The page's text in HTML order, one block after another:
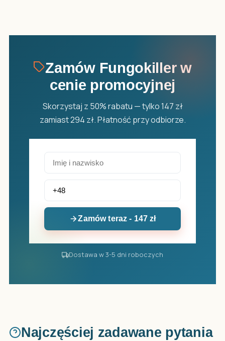
Zamów Fungokiller w
cenie promocyjnej
Skorzystaj z 50% rabatu — tylko 147 zł
zamiast 294 zł. Płatność przy odbiorze.
Zamów teraz - 147 zł
Dostawa w 3-5 dni roboczych
Najczęściej zadawane pytania